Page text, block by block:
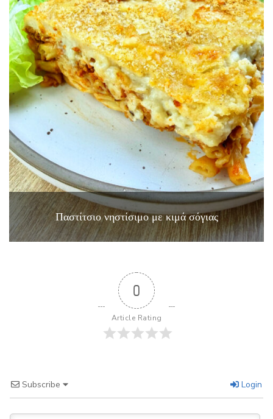
Παστίτσιο νηστίσιμο με κιμά σόγιας
0
Article Rating
Subscribe Login